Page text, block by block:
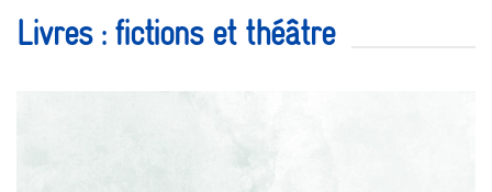
Livres : fictions et théâtre